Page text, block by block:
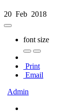
20 Feb 2018
font size
Print
Email
Admin